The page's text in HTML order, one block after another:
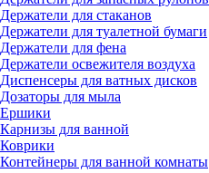
Держатели для стаканов
Держатели для туалетной бумаги
Держатели для фена
Держатели освежителя воздуха
Диспенсеры для ватных дисков
Дозаторы для мыла
Ершики
Карнизы для ванной
Коврики
Контейнеры для ванной комнаты